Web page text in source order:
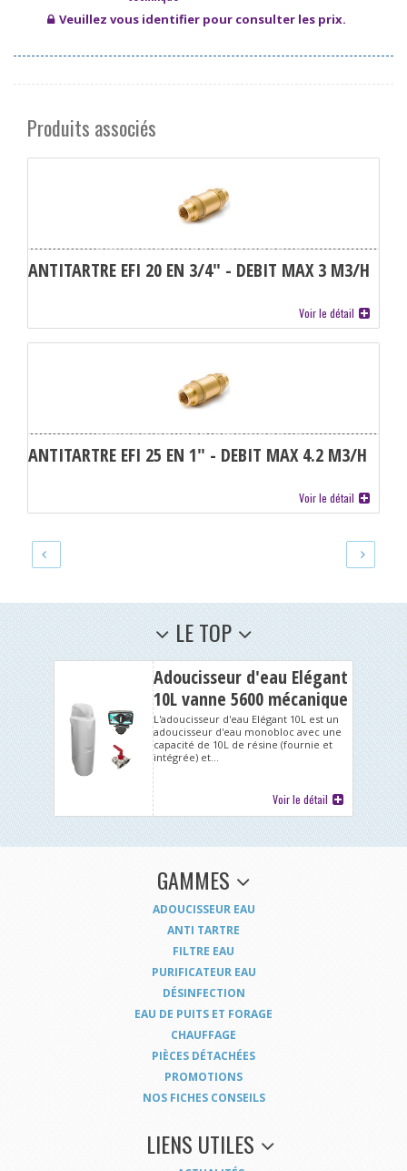
Veuillez vous identifier pour consulter les prix.
Produits associés
ANTITARTRE EFI 20 EN 3/4" - DEBIT MAX 3 M3/H
Voir le détail
ANTITARTRE EFI 25 EN 1" - DEBIT MAX 4.2 M3/H
Voir le détail
LE TOP
Adoucisseur d'eau Elégant
10L vanne 5600 mécanique
volumétrique
L'adoucisseur d'eau Elégant 10L est un
adoucisseur d'eau monobloc avec une
capacité de 10L de résine (fournie et
intégrée) et...
Voir le détail
GAMMES
ADOUCISSEUR EAU
ANTI TARTRE
FILTRE EAU
PURIFICATEUR EAU
DÉSINFECTION
EAU DE PUITS ET FORAGE
CHAUFFAGE
PIÈCES DÉTACHÉES
PROMOTIONS
NOS FICHES CONSEILS
LIENS UTILES